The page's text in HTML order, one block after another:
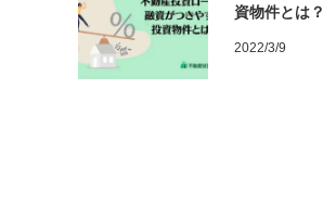
資物件とは？
2022/3/9